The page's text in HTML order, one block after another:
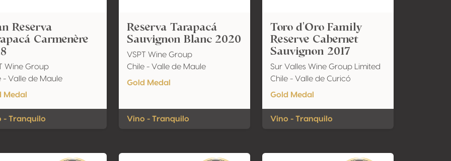
Reserva
Carmenère
Wine Group
- Valle de Maule
Medal
- Tranquilo
Reserva Tarapacá
Sauvignon Blanc 2020
VSPT Wine Group
Chile - Valle de Maule
Gold Medal
Vino - Tranquilo
Toro d'Oro Family
Reserve Cabernet
Sauvignon 2017
Sur Valles Wine Group Limited
Chile - Valle de Curicó
Gold Medal
Vino - Tranquilo